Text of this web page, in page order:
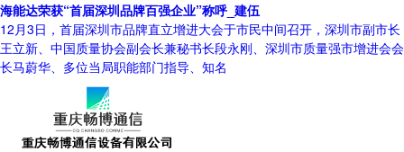
海能达荣获“首届深圳品牌百强企业”称呼_建伍
12月3日，首届深圳市品牌直立增进大会于市民中间召开，深圳市副市长
王立新、中国质量协会副会长兼秘书长段永刚、深圳市质量强市增进会会
长马蔚华、多位当局职能部门指导、知名